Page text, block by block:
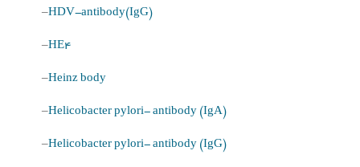
–HDV-antibody(IgG)
–HE4
–Heinz body
–Helicobacter pylori- antibody (IgA)
–Helicobacter pylori- antibody (IgG)